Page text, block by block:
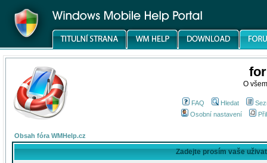
O
FAQ Hledat
Osobní nastavení
Obsah fóra WMHelp.cz
Zadejte prosím vaše